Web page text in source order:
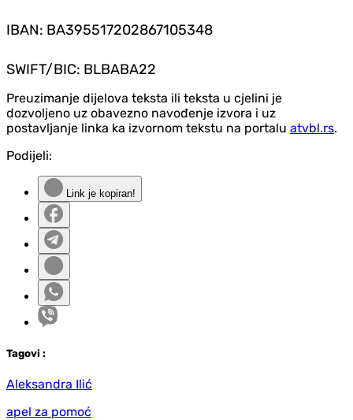
IBAN: BA395517202867105348
SWIFT/BIC: BLBABA22
Preuzimanje dijelova teksta ili teksta u cjelini je
dozvoljeno uz obavezno navođenje izvora i uz
postavljanje linka ka izvornom tekstu na portalu atvbl.rs.
Podijeli:
Link je kopiran!
Tagovi :
Aleksandra Ilić
apel za pomoć